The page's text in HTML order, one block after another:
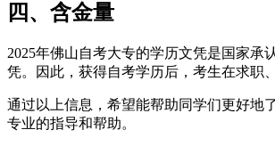
四、含金量
2025年佛山自考大专的学历文凭是国家
凭。因此，获得自考学历后，考生在求职
通过以上信息，希望能帮助同学们更好地
专业的指导和帮助。